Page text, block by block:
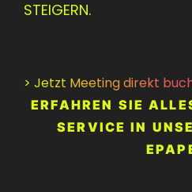
ERFAHREN SIE
SERVICE IN
STEIGERN.
> Jetzt Meeting direkt